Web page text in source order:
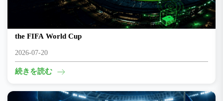
Beyond the Final Whistle: The Engineering That Powers
the FIFA World Cup
2026-07-20
続きを読む